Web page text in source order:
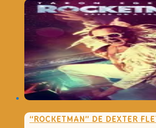
“ROCKETMAN” DE DEXTER